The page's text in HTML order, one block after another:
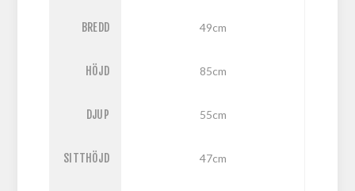
BREDD 49cm
HÖJD 85cm
DJUP 55cm
SITTHÖJD 47cm